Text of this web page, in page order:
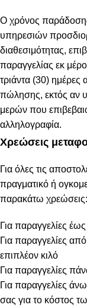
Ο χρόνος
υπηρεσιών
διαθεσιμότητας,
παραγγελίας εκ
τριάντα (30) ημέρες
πώλησης, εκτός αν
μερών που
αλληλογραφία.
Χρεώσεις
Για όλες τις
πραγματικό ή
παρακάτω χρεώσεις:
Για παραγγελίες
Για παραγγελίες
επιπλέον κιλό
Για παραγγελίες
Για παραγγελίες
σας για το κόστος